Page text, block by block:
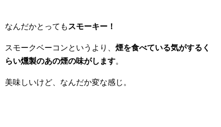
なんだかとっても スモーキー！
スモークベーコンというより、 煙を食べている気がするく
らい燻製のあの煙の味がします。
美味しいけど、なんだか変な感じ。